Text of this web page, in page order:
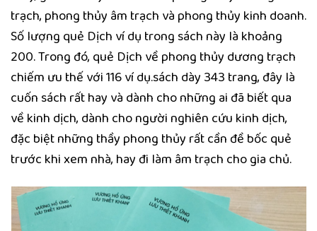
trạch, phong thủy âm trạch và phong thủy kinh doanh.
Số lượng quẻ Dịch ví dụ trong sách này là khoảng
200. Trong đó, quẻ Dịch về phong thủy dương trạch
chiếm ưu thế với 116 ví dụ.sách dày 343 trang, đây là
cuốn sách rất hay và dành cho những ai đã biết qua
về kinh dịch, dành cho người nghiên cứu kinh dịch,
đặc biệt những thầy phong thủy rất cần đề bốc quẻ
trước khi xem nhà, hay đi làm âm trạch cho gia chủ.